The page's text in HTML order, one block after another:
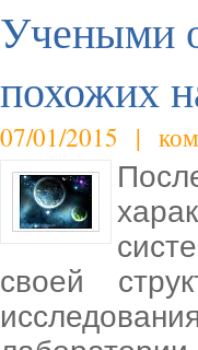
Учеными
похожих
07/01/2015 |
своей